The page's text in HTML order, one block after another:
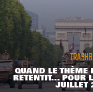
QUAND LE THÈME
RETENTIT... POUR